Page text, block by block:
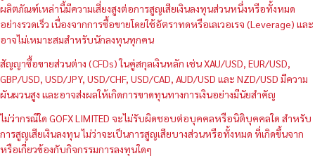
ผลิตภัณฑ์เหล่านี้มีความเสี่ยงสูงต่อการสูญเสียเงินลงทุนส่วนหนึ่งหรือทั้งหมด
อย่างรวดเร็ว เนื่องจากการซื้อขายโดยใช้อัตราทดหรือเลเวอเรจ (Leverage) และ
อาจไม่เหมาะสมสำหรับนักลงทุนทุกคน
สัญญาซื้อขายส่วนต่าง (CFDs) ในคู่สกุลเงินหลัก เช่น XAU/USD, EUR/USD,
GBP/USD, USD/JPY, USD/CHF, USD/CAD, AUD/USD และ NZD/USD มีความ
ผันผวนสูง และอาจส่งผลให้เกิดการขาดทุนทางการเงินอย่างมีนัยสำคัญ
ไม่ว่ากรณีใด GOFX LIMITED จะไม่รับผิดชอบต่อบุคคลหรือนิติบุคคลใด สำหรับ
การสูญเสียเงินลงทุน ไม่ว่าจะเป็นการสูญเสียบางส่วนหรือทั้งหมด ที่เกิดขึ้นจาก
หรือเกี่ยวข้องกับกิจกรรมการลงทุนใดๆ